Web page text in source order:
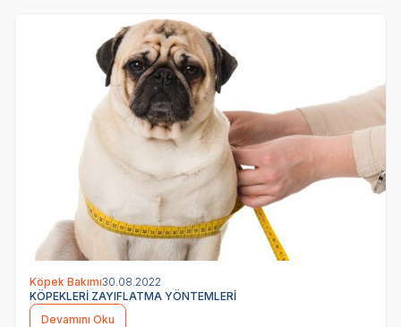
Köpek Bakımı30.08.2022
KÖPEKLERİ ZAYIFLATMA YÖNTEMLERİ
Devamını Oku